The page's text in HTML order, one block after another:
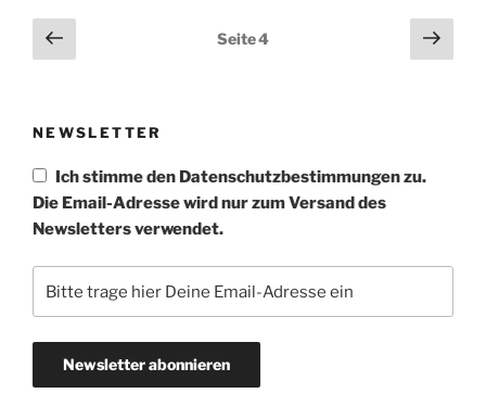
Seitennummerierung
der
Vorherige
Seite
Seite4
NEWSLETTER
Ich stimme den Datenschutzbestimmungen zu.
Die Email-Adresse wird nur zum Versand des
Newsletters verwendet.